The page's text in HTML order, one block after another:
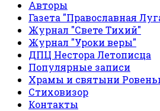
Авторы
Газета "Православная
Журнал "Свете Тихий"
Журнал "Уроки веры"
ДПЦ Нестора Летописца
Популярные записи
Храмы и святыни
Стиховизор
Контакты